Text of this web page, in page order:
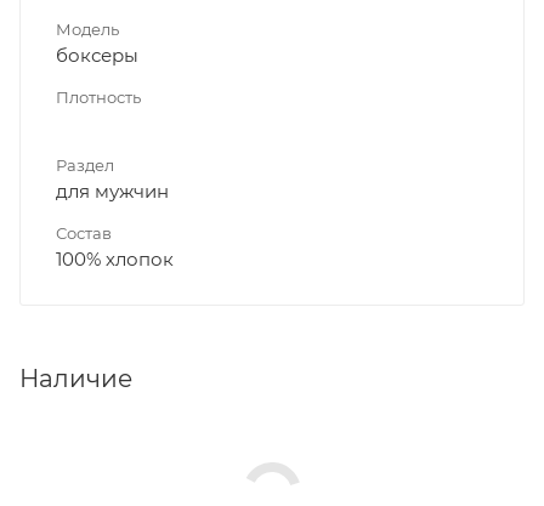
Модель
боксеры
Плотность
Раздел
для мужчин
Состав
100% хлопок
Наличие